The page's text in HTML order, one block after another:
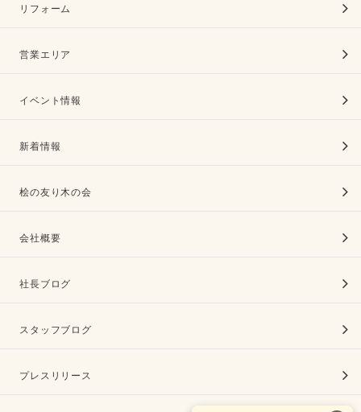
リフォーム
営業エリア
イベント情報
新着情報
桧の友り木の会
会社概要
社長ブログ
スタッフブログ
プレスリリース